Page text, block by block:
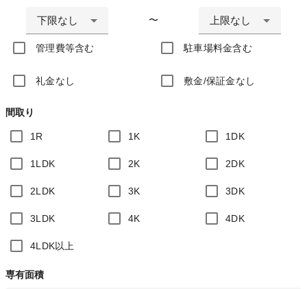
下限なし 〜 上限なし
管理費等含む 駐車場料金含む
礼金なし 敷金/保証金なし
間取り
1R 1K 1DK
1LDK 2K 2DK
2LDK 3K 3DK
3LDK 4K 4DK
4LDK以上
専有面積